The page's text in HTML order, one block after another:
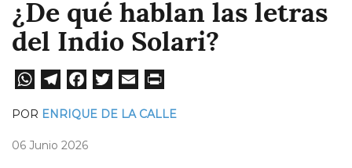
¿De qué hablan las letras
del Indio Solari?
W
A
Te
a
Fa
ok
POR ENRIQUE DE LA CALLE
06 Junio 2026